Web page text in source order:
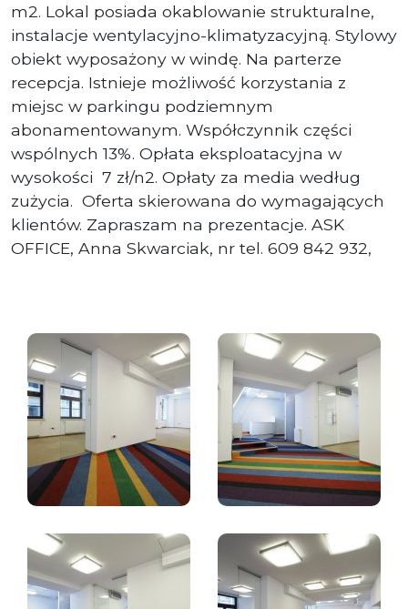
m2. Lokal posiada okablowanie strukturalne,
instalacje wentylacyjno-klimatyzacyjną. Stylowy
obiekt wyposażony w windę. Na parterze
recepcja. Istnieje możliwość korzystania z
miejsc w parkingu podziemnym
abonamentowanym. Współczynnik części
wspólnych 13%. Opłata eksploatacyjna w
wysokości 7 zł/n2. Opłaty za media według
zużycia. Oferta skierowana do wymagających
klientów. Zapraszam na prezentacje. ASK
OFFICE, Anna Skwarciak, nr tel. 609 842 932,